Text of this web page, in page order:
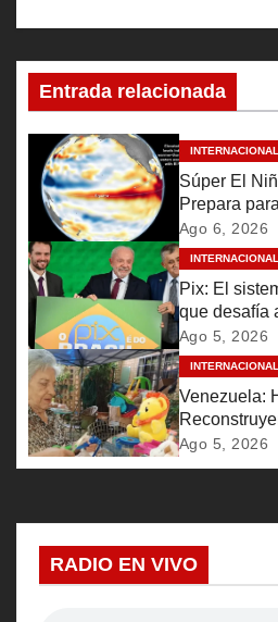
ó
n
d
e
e
n
t
r
d
a
Entrada relacionada
INTERNACIONAL
Súper El
Prepara
Históricos
Ago 6, 2026
INTERNACIONAL
Pix: El
que desafía
financieros
Ago 5, 2026
INTERNACIONAL
Venezuela:
Ternura y
Ago 5, 2026
RADIO EN VIVO